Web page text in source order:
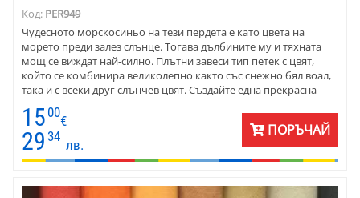
Код: PER949
Чудесното морскосиньо на тези пердета е като цвета на
морето преди залез слънце. Тогава дълбините му и тяхната
мощ се виждат най-силно. Плътни завеси тип петек с цвят,
който се комбинира великолепно както със снежно бял воал,
така и с всеки друг слънчев цвят. Създайте една прекрасна
рамка за пейзажа зад прозореца.
15 00
€
29 34
лв.
ПОРЪЧАЙ